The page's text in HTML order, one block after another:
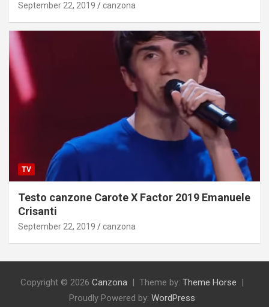
September 22, 2019 canzona
TV
Testo canzone Carote X Factor 2019 Emanuele
Crisanti
September 22, 2019 canzona
Copyright © 2026 Canzona Theme by: Theme Horse
Proudly Powered by: WordPress